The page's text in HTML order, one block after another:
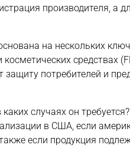
производителя,
на нескольких
средствах
потребителей и
случаях он
в США, если
если продукция